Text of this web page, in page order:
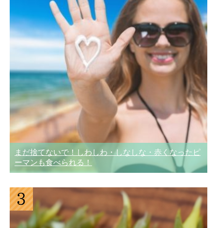
まだ捨てないで！しわしわ・しなしな・赤くなったピ
ーマンも食べられる！